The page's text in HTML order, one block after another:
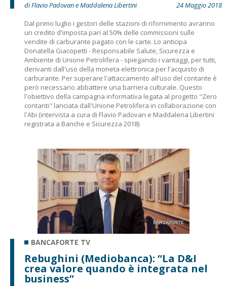
di Flavio Padovan e Maddalena Libertini
24 Maggio 2018
Dal primo luglio i gestori delle stazioni di rifornimento avranno
un credito d'imposta pari al 50% delle commissioni sulle
vendite di carburante pagato con le carte. Lo anticipa
Donatella Giacopetti - Responsabile Salute, Sicurezza e
Ambiente di Unione Petrolifera - spiegando i vantaggi, per tutti,
derivanti dall'uso della moneta elettronica per l'acquisto di
carburante. Per superare l'attaccamento all'uso del contante è
però necessario abbattere una barriera culturale. Questo
l'obiettivo della campagna informativa legata al progetto "Zero
contanti" lanciata dall'Unione Petrolifera in collaborazione con
l'Abi (intervista a cura di Flavio Padovan e Maddalena Libertini
registrata a Banche e Sicurezza 2018)
BANCAFORTE TV
Rebughini (Mediobanca): “La D&I
crea valore quando è integrata nel
business”